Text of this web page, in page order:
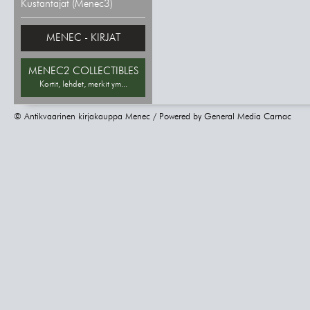
Kustantajat (Menec3)
MENEC - KIRJAT
MENEC2 COLLECTIBLES
Kortit, lehdet, merkit ym...
© Antikvaarinen kirjakauppa Menec / Powered by General Media Carnac